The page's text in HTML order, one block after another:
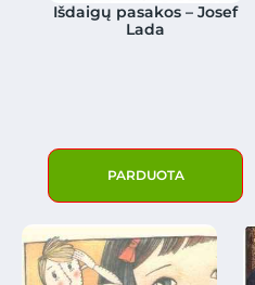
Išdaigų pasakos – Josef
Lada
PARDUOTA